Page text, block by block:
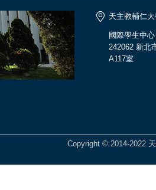
天主教輔仁
國際學生中心
242062 新北
A117室
Copyright © 2014-2022